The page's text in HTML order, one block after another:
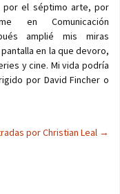
por el séptimo arte, por
en Comunicación
amplié mis miras
en la que devoro,
y cine. Mi vida podría
por David Fincher o
por Christian Leal →